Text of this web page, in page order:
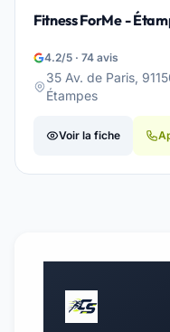
Fitness ForMe -
4.2/5 · 74 avis
35 Av. de Paris,
Étampes
Voir la fiche